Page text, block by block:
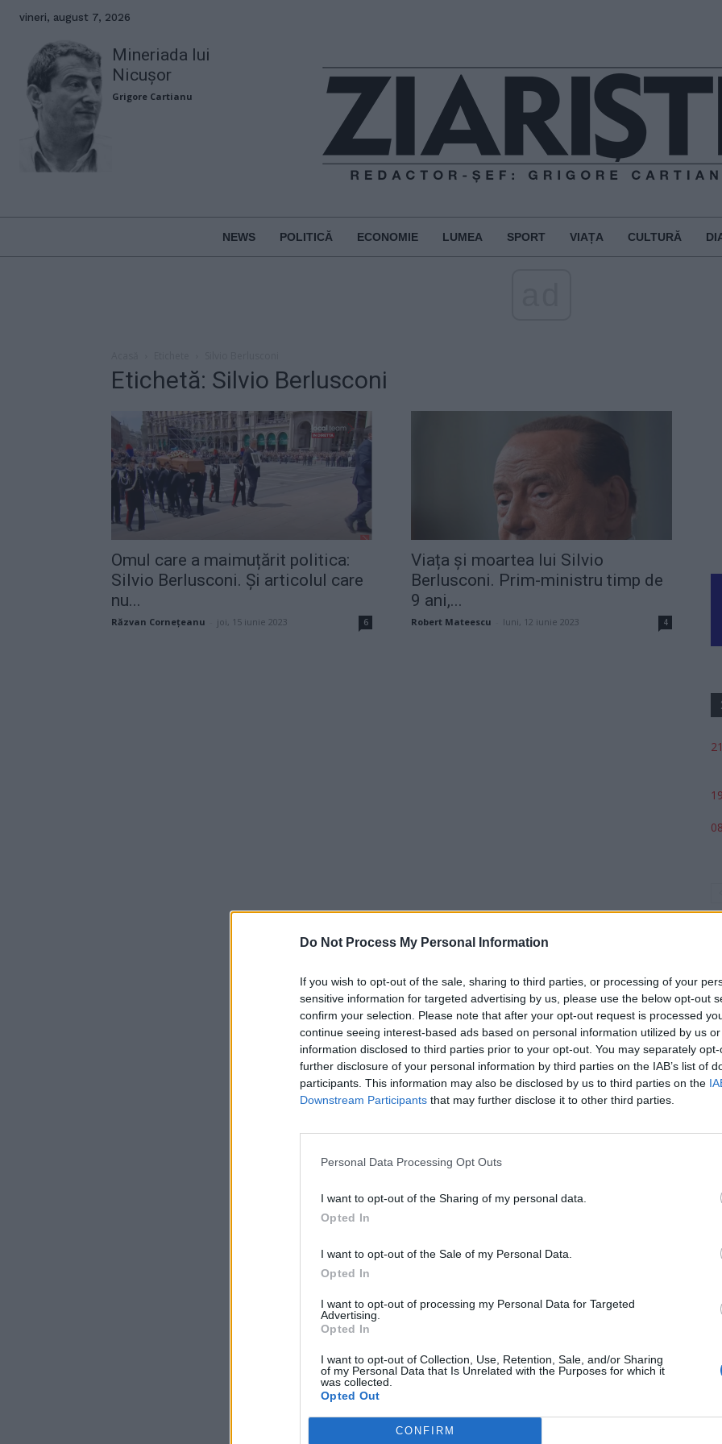
Do Not Process My Personal Information
If you wish to opt-out of the sale, sharing to third parties, or processing of your
sensitive information for targeted advertising by us, please use the below opt-out
confirm your selection. Please note that after your opt-out request is processed
continue seeing interest-based ads based on personal information utilized by us
information disclosed to third parties prior to your opt-out. You may separately
further disclosure of your personal information by third parties on the IAB’s list of
participants. This information may also be disclosed by us to third parties on the
Downstream Participants that may further disclose it to other third parties.
Personal Data Processing Opt Outs
I want to opt-out of the Sharing of my personal data.
Opted In
I want to opt-out of the Sale of my Personal Data.
Opted In
I want to opt-out of processing my Personal Data for Targeted
Advertising.
Opted In
I want to opt-out of Collection, Use, Retention, Sale, and/or Sharing
of my Personal Data that Is Unrelated with the Purposes for which it
was collected.
Opted Out
CONFIRM
vineri, august 7, 2026
Mineriada lui
Nicușor
Grigore Cartianu
NEWS POLITICĂ ECONOMIE LUMEA SPORT VIAȚA CULTURĂ
Etichetă: Silvio Berlusconi
Omul care a maimuțărit politica:
Silvio Berlusconi. Și articolul care
nu...
Răzvan Cornețeanu joi, 15 iunie 2023 6
Viața și moartea lui Silvio
Berlusconi. Prim-ministru timp de
9 ani,...
Robert Mateescu luni, 12 iunie 2023 4